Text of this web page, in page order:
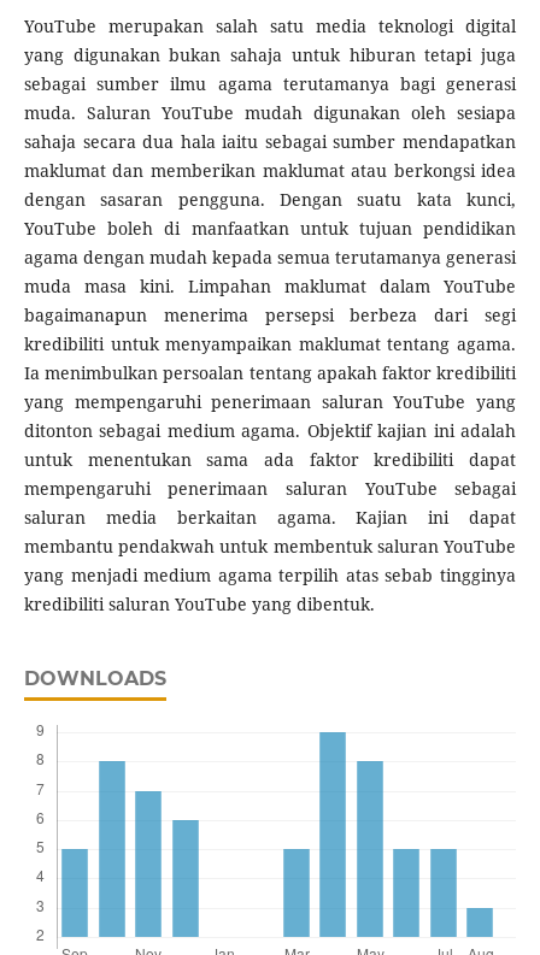
YouTube merupakan salah satu media teknologi digital
yang digunakan bukan sahaja untuk hiburan tetapi juga
sebagai sumber ilmu agama terutamanya bagi generasi
muda. Saluran YouTube mudah digunakan oleh sesiapa
sahaja secara dua hala iaitu sebagai sumber mendapatkan
maklumat dan memberikan maklumat atau berkongsi idea
dengan sasaran pengguna. Dengan suatu kata kunci,
YouTube boleh di manfaatkan untuk tujuan pendidikan
agama dengan mudah kepada semua terutamanya generasi
muda masa kini. Limpahan maklumat dalam YouTube
bagaimanapun menerima persepsi berbeza dari segi
kredibiliti untuk menyampaikan maklumat tentang agama.
Ia menimbulkan persoalan tentang apakah faktor kredibiliti
yang mempengaruhi penerimaan saluran YouTube yang
ditonton sebagai medium agama. Objektif kajian ini adalah
untuk menentukan sama ada faktor kredibiliti dapat
mempengaruhi penerimaan saluran YouTube sebagai
saluran media berkaitan agama. Kajian ini dapat
membantu pendakwah untuk membentuk saluran YouTube
yang menjadi medium agama terpilih atas sebab tingginya
kredibiliti saluran YouTube yang dibentuk.
DOWNLOADS